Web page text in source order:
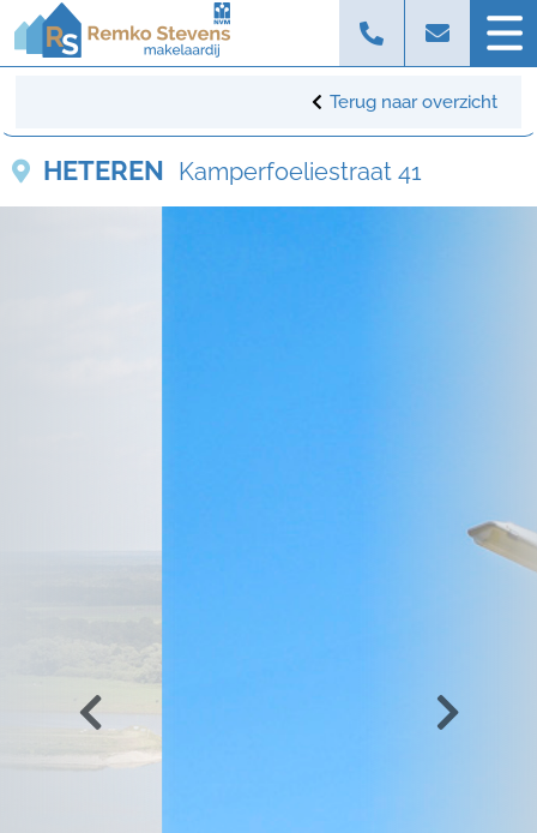
Terug naar overzicht
HETEREN Kamperfoeliestraat 41